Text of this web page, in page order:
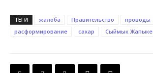
ТЕГИ жалоба Правительство
проводы
расформирование
сахар Сыймык